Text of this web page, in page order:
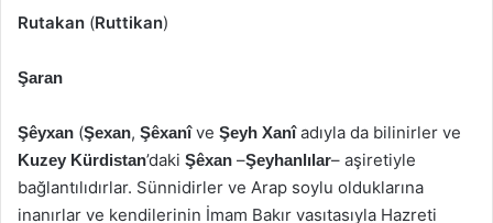
Rutakan (Ruttikan)
Şaran
Şêyxan (Şexan, Şêxanîve Şeyh Xanîadıyla da bilinirler ve
Kuzey Kürdistan’daki Şêxan –Şeyhanlılar– aşiretiyle
bağlantılıdırlar. Sünnidirler ve Arap soylu olduklarına
inanırlar ve kendilerinin İmam Bakır vasıtasıyla Hazreti